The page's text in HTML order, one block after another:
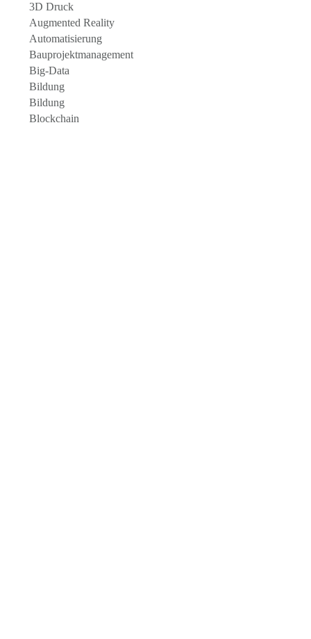
3D Druck
Augmented Reality
Automatisierung
Bauprojektmanagement
Big-Data
Bildung
Bildung
Blockchain